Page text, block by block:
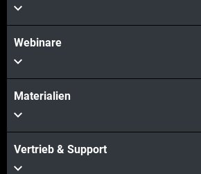
Webinare
Materialien
Vertrieb & Support